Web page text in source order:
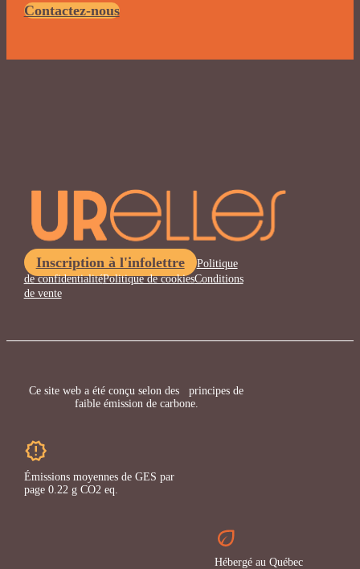
Contactez-nous
Inscription à l'infolettre
Politique
de confidentialitéPolitique de cookiesConditions
de vente
Ce site web a été conçu selon des principes de
faible émission de carbone.
Émissions moyennes de GES par
page 0.22 g CO2 eq.
Hébergé au Québec